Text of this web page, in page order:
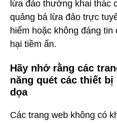
lừa đảo thường khai thác
quảng bá lừa đảo trực
hiểm hoặc không đáng
hại tiềm ẩn.
Hãy nhớ rằng các
năng quét các thiết
dọa
Các trang web không có